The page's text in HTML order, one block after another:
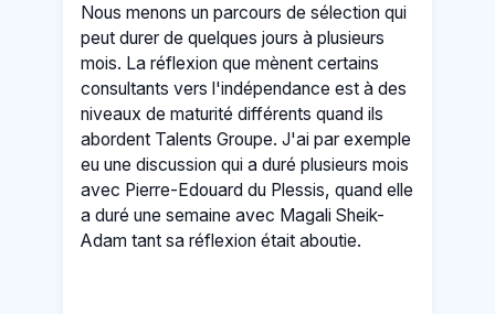
Nous menons un parcours de sélection qui
peut durer de quelques jours à plusieurs
mois. La réflexion que mènent certains
consultants vers l'indépendance est à des
niveaux de maturité différents quand ils
abordent Talents Groupe. J'ai par exemple
eu une discussion qui a duré plusieurs mois
avec Pierre-Edouard du Plessis, quand elle
a duré une semaine avec Magali Sheik-
Adam tant sa réflexion était aboutie.